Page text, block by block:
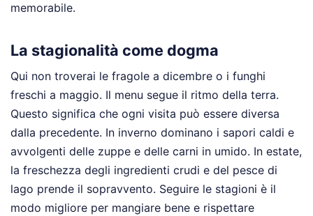
memorabile.
La stagionalità come dogma
Qui non troverai le fragole a dicembre o i funghi
freschi a maggio. Il menu segue il ritmo della terra.
Questo significa che ogni visita può essere diversa
dalla precedente. In inverno dominano i sapori caldi e
avvolgenti delle zuppe e delle carni in umido. In estate,
la freschezza degli ingredienti crudi e del pesce di
lago prende il sopravvento. Seguire le stagioni è il
modo migliore per mangiare bene e rispettare